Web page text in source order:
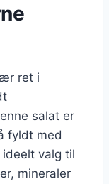
ret i
salat er
fyldt med
valg til
mineraler